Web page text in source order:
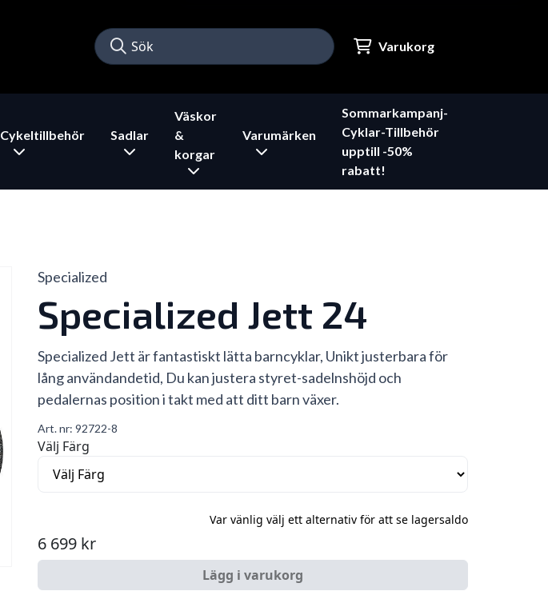
Varukorg
Cykeltillbehör Sadlar
Väskor
&
korgar
Varumärken
Sommarkampanj-
Cyklar-Tillbehör
upptill -50%
rabatt!
Specialized
Specialized Jett 24
Specialized Jett är fantastiskt lätta barncyklar, Unikt justerbara för
lång användandetid, Du kan justera styret-sadelnshöjd och
pedalernas position i takt med att ditt barn växer.
Art. nr: 92722-8
Välj Färg
Var vänlig välj ett alternativ för att se lagersaldo
6 699 kr
Lägg i varukorg